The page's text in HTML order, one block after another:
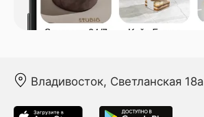
Владивосток, Светланская 18а